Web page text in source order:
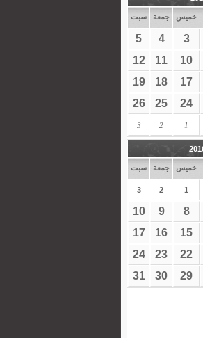
خميس جمعة سبت
3
4
5
10
11
12
17
18
19
24
25
26
1
2
3
خميس جمعة سبت
1
2
3
8
9
10
15
16
17
22
23
24
29
30
31